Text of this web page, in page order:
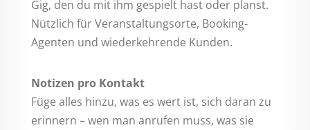
Gig, den du mit ihm gespielt hast oder planst.
Nützlich für Veranstaltungsorte, Booking-
Agenten und wiederkehrende Kunden.
Notizen pro Kontakt
Füge alles hinzu, was es wert ist, sich daran zu
erinnern – wen man anrufen muss, was sie